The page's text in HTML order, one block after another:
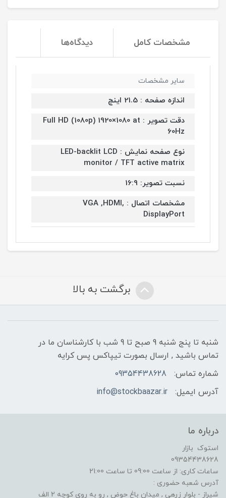
مشخصات کامل دیدگاه‌ها
سایر مشخصات
اندازه صفحه : 21.5 اینچ
دقت تصویر : Full HD (1080p) 1920×1080 at
60Hz
نوع صفحه نمایش : LED-backlit LCD
monitor / TFT active matrix
نسبت تصویر: 16:9
مشخصات اتصال : VGA ,HDMI,
DisplayPort
برگشت به بالا
شنبه تا پنج شنبه 9 صبح تا 9 شب با کارشناسان ما در
تماس باشید , ارسال بصورت تیپاکس پس کرایه
شماره تماس:
09354438628
آدرس ایمیل:
info@stockbaazar.ir
درباره ما
استوک بازار
09354438628
ساعات کاری: از ساعت 09:00 تا ساعت 21:00
آدرس شعبه حضوری :
شیراز - بلوار زرهی , میدان باغ حوض , رو به روی کوچه 2 الف